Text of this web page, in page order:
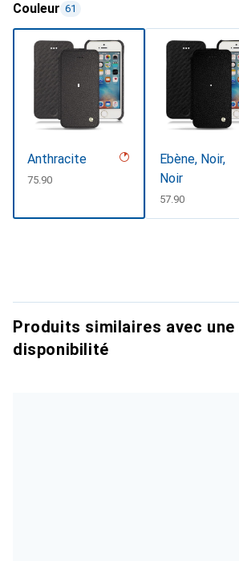
Couleur 61
Anthracite
CHF
75.90
Ebène, Noir,
Noir
CHF
57.90
Produits similaires avec une
disponibilité